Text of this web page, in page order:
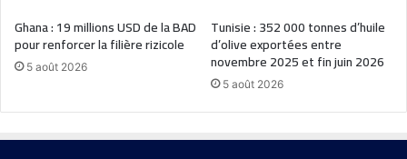
Ghana : 19 millions USD de la BAD
pour renforcer la filière rizicole
5 août 2026
Tunisie : 352 000 tonnes d’huile
d’olive exportées entre
novembre 2025 et fin juin 2026
5 août 2026